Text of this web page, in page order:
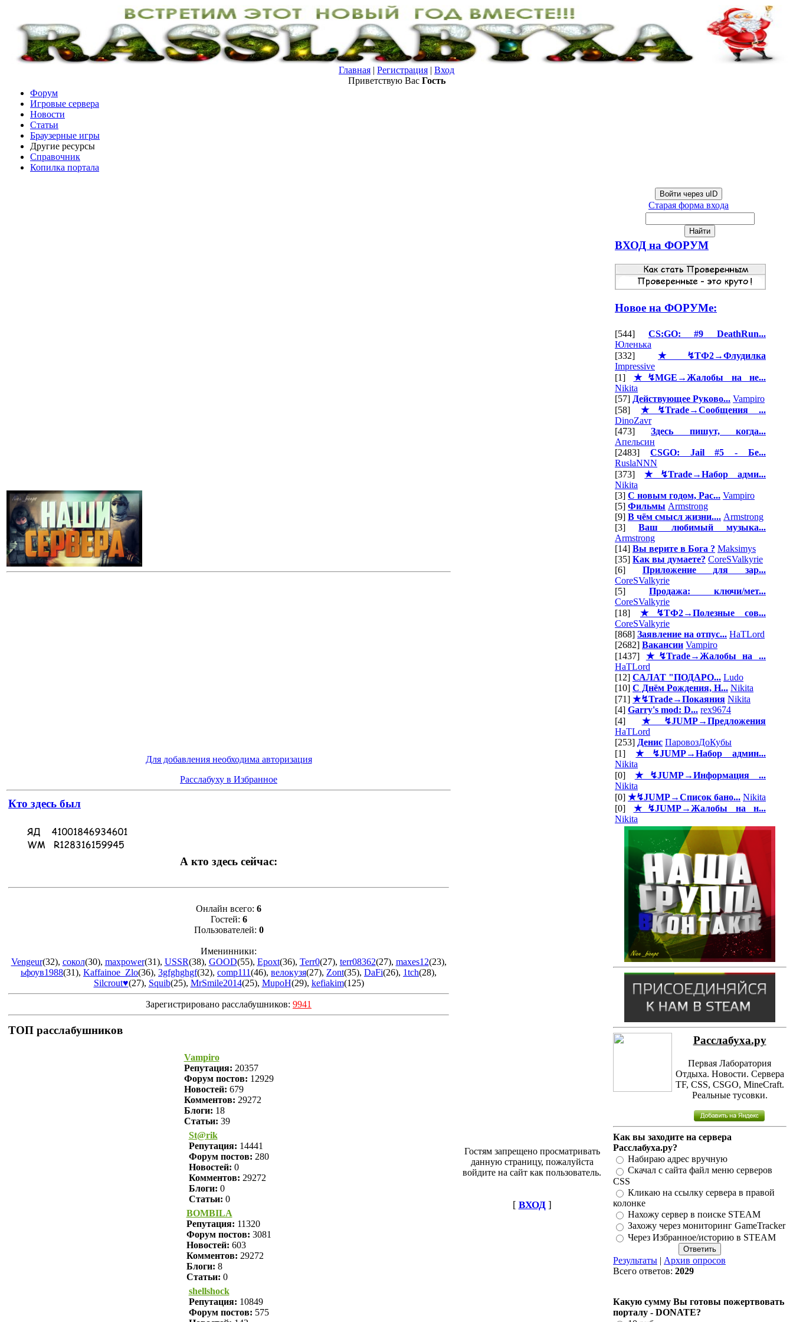
Главная | Регистрация | Вход
Приветствую Вас Гость
Форум
Игровые сервера
Новости
Статьи
Браузерные игры
Другие ресурсы
Справочник
Копилка портала
Для добавления необходима авторизация
Расслабуху в Избранное
Кто здесь был
А кто здесь сейчас:
Онлайн всего: 6
Гостей: 6
Пользователей: 0
Именинники:
Vengeur(32), сокол(30), maxpower(31), USSR(38), GOOD(55), Epoxt(36), Terr0(27), terr08362(27), maxes12(23),
ьфоув1988(31), Kaffainoe_Zlo(36), 3gfghghgf(32), comp111(46), велокузя(27), Zont(35), DaFi(26), 1tch(28),
Silcrout♥(27), Squib(25), MrSmile2014(25), MupoH(29), kefiakim(125)
Зарегистрировано расслабушников: 9941
ТОП расслабушников
Vampiro
Репутация: 20357
Форум постов: 12929
Новостей: 679
Комментов: 29272
Блоги: 18
Статьи: 39
St@rik
Репутация: 14441
Форум постов: 280
Новостей: 0
Комментов: 29272
Блоги: 0
Статьи: 0
BOMBILA
Репутация: 11320
Форум постов: 3081
Новостей: 603
Комментов: 29272
Блоги: 8
Статьи: 0
shellshock
Репутация: 10849
Форум постов: 575
Гостям запрещено просматривать
данную страницу, пожалуйста
войдите на сайт как пользователь.
[ ВХОД]
Войти через uID
Старая форма входа
ВХОД на ФОРУМ
Новое на ФОРУМе:
[544] CS:GO: #9 DeathRun...
Юленька
[332] ★↯ТФ2→Флудилка
Impressive
[1] ★↯MGE→Жалобы на не...
Nikita
[57] Действующее Руково... Vampiro
[58] ★↯Trade→Сообщения ...
DinoZavr
[473]Здесь пишут, когда...
Апельсин
[2483] CSGO: Jail #5 - Бе...
RuslaNNN
[373]★↯Trade→Набор адми...
Nikita
[3] С новым годом, Рас... Vampiro
[5] Фильмы Armstrong
[9] В чём смысл жизни.... Armstrong
[3]Ваш любимый музыка...
Armstrong
[14] Вы верите в Бога ? Maksimys
[35] Как вы думаете? CoreSValkyrie
[6] Приложение для зар...
CoreSValkyrie
[5] Продажа: ключи/мет...
CoreSValkyrie
[18] ★↯ТФ2→Полезные сов...
CoreSValkyrie
[868] Заявление на отпус... HaTLord
[2682] Вакансии Vampiro
[1437] ★↯Trade→Жалобы на ...
HaTLord
[12] САЛАТ "ПОДАРО... Ludo
[10] С Днём Рождения, Н... Nikita
[71] ★↯Trade→Покаяния Nikita
[4] Garry's mod: D... rex9674
[4] ★↯JUMP→Предложения
HaTLord
[253] Денис ПаровозДоКубы
[1]★↯JUMP→Набор админ...
Nikita
[0] ★↯JUMP→Информация ...
Nikita
[0] ★↯JUMP→Список бано... Nikita
[0] ★↯JUMP→Жалобы на н...
Nikita
Расслабуха.ру
Первая Лаборатория
Отдыха. Новости. Сервера
TF, CSS, CSGO, MineCraft.
Реальные тусовки.
Как вы заходите на сервера
Расслабуха.ру?
Набираю адрес вручную
Скачал с сайта файл меню серверов
CSS
Кликаю на ссылку сервера в правой
колонке
Нахожу сервер в поиске STEAM
Захожу через мониторинг GameTracker
Через Избранное/историю в STEAM
Результаты | Архив опросов
Всего ответов: 2029
Какую сумму Вы готовы пожертвовать
порталу - DONATE?